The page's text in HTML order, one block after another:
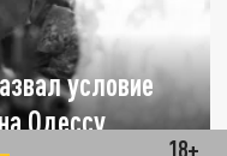
18+
условие
Одессу